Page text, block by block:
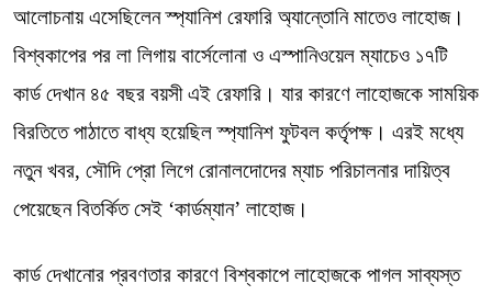
আলোচনায় এসেছিলেন স্প্যানিশ রেফারি অ্যান্তোনি মাতেও লাহোজ।
বিশ্বকাপের পর লা লিগায় বার্সেলোনা ও এস্পানিওয়েল ম্যাচেও ১৭টি
কার্ড দেখান ৪৫ বছর বয়সী এই রেফারি। যার কারণে লাহোজকে সাময়িক
বিরতিতে পাঠাতে বাধ্য হয়েছিল স্প্যানিশ ফুটবল কর্তৃপক্ষ। এরই মধ্যে
নতুন খবর, সৌদি প্রো লিগে রোনালদোদের ম্যাচ পরিচালনার দায়িত্ব
পেয়েছেন বিতর্কিত সেই ‘কার্ডম্যান’ লাহোজ।
কার্ড দেখানোর প্রবণতার কারণে বিশ্বকাপে লাহোজকে পাগল সাব্যস্ত